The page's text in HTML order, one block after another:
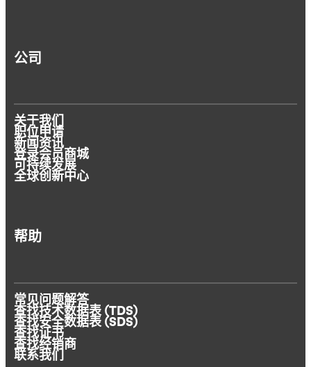
公司
关于我们
职位申请
新闻资讯
登录会员商城
可持续发展
全球创新中心
帮助
常见问题解答
查找技术数据表 (TDS)
查找安全数据表 (SDS)
查找证书
查找经销商
联系我们